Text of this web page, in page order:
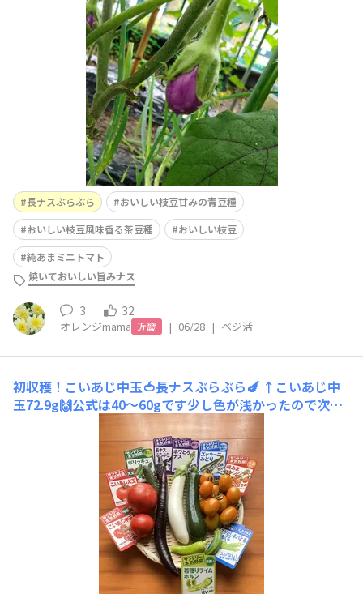
た。一番果は6月19日に摘果したのでこのまま育てます。
😊そして、長ナスぶらぶらは一番果できました。こちらは
摘果しました。おいしい枝豆２種類…甘みの青豆種と風味
香る茶豆種どちらも実ができ
長ナスぶらぶら
おいしい枝豆甘みの青豆種
おいしい枝豆風味香る茶豆種
おいしい枝豆
純あまミニトマト
焼いておいしい旨みナス
3 32
オレンジmama 近畿 | 06/28 | ベジ活
初収穫！こいあじ中玉🍅長ナスぶらぶら🍆 ↑こいあじ中
玉72.9g🙌公式は40〜60gです少し色が浅かったので次は
完熟してから収穫したいです↑長ナスぶらぶら初✨29㎝🙌
収穫サイズは40〜60㎝ですが、地面に着いてしまう為収
穫！6/25収穫！↑純あまオレンジ25.6g🙌公式15〜20g↑
雨上がりなので10個の内8個も割れてる💦スープにいれて